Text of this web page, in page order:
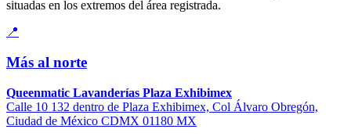
situadas en los extremos del área registrada.
📍
Más al norte
Queenmatic Lavanderías Plaza Exhibimex
Calle 10 132 dentro de Plaza Exhibimex, Col Álvaro Obregón,
Ciudad de México CDMX 01180 MX